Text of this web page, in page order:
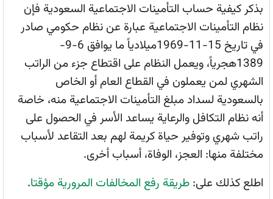
بذكر كيفية حساب التأمينات الاجتماعية السعودية فإن
نظام التأمينات الاجتماعية عبارة عن نظام حكومي صادر
في تاريخ 15-11-1969ميلادياً ما يوافق 6-9-
1389هجرياً، ويعمل النظام على اقتطاع جزء من الراتب
الشهري لمن يعملون في القطاع العام أو الخاص
بالسعودية لسداد مبلغ التأمينات الاجتماعية منه، خاصة
أنه نظام التكافل والرعاية يساعد الأسر في الحصول على
راتب شهري وتوفير حياة كريمة لهم بعد التقاعد لأسباب
مختلفة منها: العجز، الوفاة، أسباب أخرى.
اطلع كذلك على: طريقة رفع المخالفات المرورية مؤقتا.